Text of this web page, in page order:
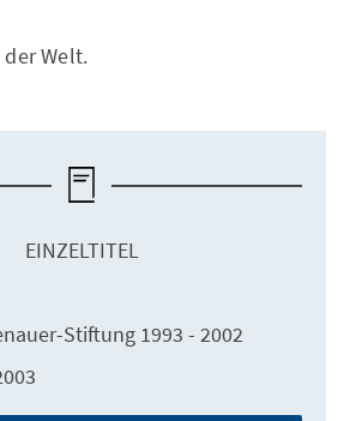
Welt.
EINZELTITEL
Stiftung 1993 - 2002